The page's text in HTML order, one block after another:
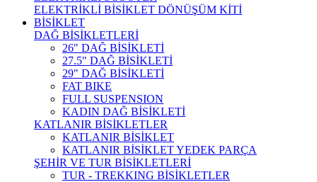
ELEKTRİKLİ BİSİKLET DÖNÜŞÜM KİTİ
BİSİKLET
DAĞ BİSİKLETLERİ
26" DAĞ BİSİKLETİ
27.5" DAĞ BİSİKLETİ
29" DAĞ BİSİKLETİ
FAT BIKE
FULL SUSPENSION
KADIN DAĞ BİSİKLETİ
KATLANIR BİSİKLETLER
KATLANIR BİSİKLET
KATLANIR BİSİKLET YEDEK PARÇA
ŞEHİR VE TUR BİSİKLETLERİ
TUR - TREKKING BİSİKLETLER